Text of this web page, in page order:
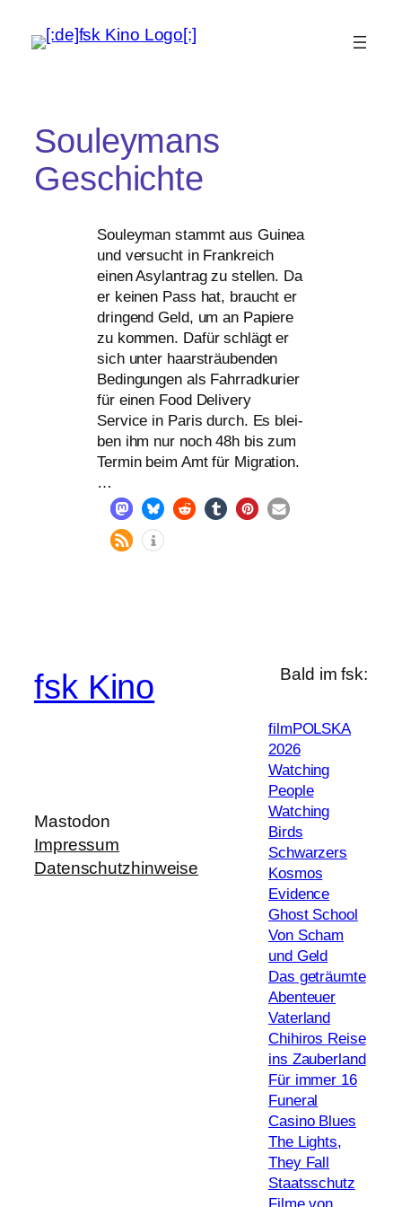
Souleymans
Geschichte
Souleyman stammt aus Guinea
und ver­sucht in Frankreich
einen Asylantrag zu stel­len. Da
er kei­nen Pass hat, braucht er
drin­gend Geld, um an Papiere
zu kom­men. Dafür schlägt er
sich unter haar­sträu­ben­den
Bedingungen als Fahrradkurier
für einen Food Delivery
Service in Paris durch. Es blei­
ben ihm nur noch 48h bis zum
Termin beim Amt für Migration.
…
fsk Kino
Mastodon
Impressum
Datenschutzhinweise
Bald im fsk:
filmPOLSKA
2026
Watching
People
Watching
Birds
Schwarzers
Kosmos
Evidence
Ghost School
Von Scham
und Geld
Das geträumte
Abenteuer
Vaterland
Chihiros Reise
ins Zauberland
Für immer 16
Funeral
Casino Blues
The Lights,
They Fall
Staatsschutz
Filme von